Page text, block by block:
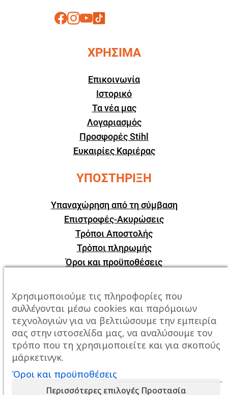
ΧΡΗΣΙΜΑ
Επικοινωνία
Ιστορικό
Τα νέα μας
Λογαριασμός
Προσφορές Stihl
Ευκαιρίες Καριέρας
ΥΠΟΣΤΗΡΙΞΗ
Υπαναχώρηση από τη σύμβαση
Επιστροφές-Ακυρώσεις
Τρόποι Αποστολής
Τρόποι πληρωμής
Όροι και προϋποθέσεις
ΕΠΙΚΟΙΝΩΝΙΑ
Πόλη: Καβάλα, Σταυρός Αμυγδαλεώνα
Τηλέφωνο:2510247678
Χρησιμοποιούμε τις πληροφορίες που
συλλέγονται μέσω cookies και παρόμοιων
τεχνολογιών για να βελτιώσουμε την εμπειρία
σας στην ιστοσελίδα μας, να αναλύσουμε τον
τρόπο που τη χρησιμοποιείτε και για σκοπούς
μάρκετινγκ.
Όροι και προϋποθέσεις
Περισσότερες επιλογές Προστασία